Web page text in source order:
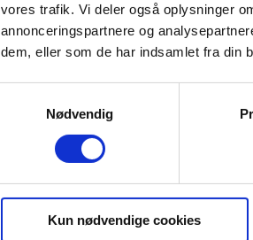
vores trafik. Vi deler også oplysninger
annonceringspartnere og
dem, eller som de har indsamlet fra din
Nødvendig
Kun nødvendige cookies
Behandling af persondata
Dine personlige oplysninger er alle
foretager en betaling, deltager i en
Disse informationer er såkaldte
fødselsdag og pas oplysninger. Vi